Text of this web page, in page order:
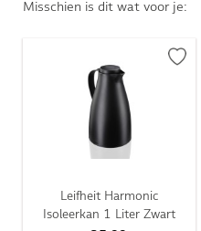
Misschien is dit wat voor je:
Leifheit Harmonic
Isoleerkan 1 Liter Zwart